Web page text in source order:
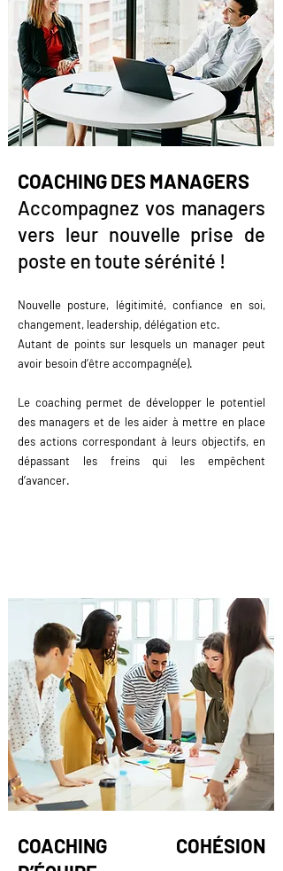
COACHING DES MANAGERS
Accompagnez vos managers
vers leur nouvelle prise de
poste en toute sérénité !
Nouvelle posture, légitimité, confiance en soi,
changement, leadership, délégation etc.
Autant de points sur lesquels un manager peut
avoir besoin d’être accompagné(e).
Le coaching permet de développer le potentiel
des managers et de les aider à mettre en place
des actions correspondant à leurs objectifs, en
dépassant les freins qui les empêchent
d’avancer.
COACHING COHÉSION